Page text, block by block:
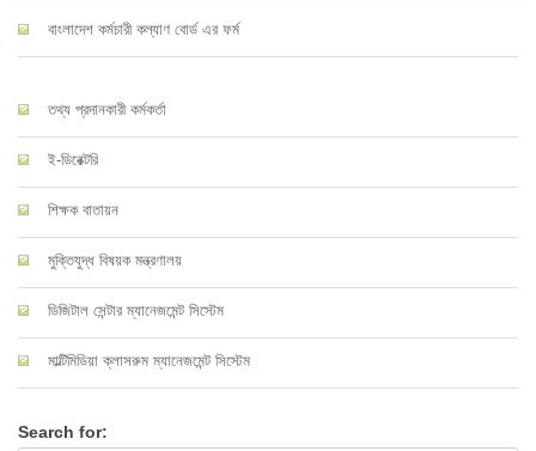
বাংলাদেশ কর্মচারী কল্যাণ বোর্ড এর ফর্ম
তথ্য প্রদানকারী কর্মকর্তা
ই-ডিরেক্টরি
শিক্ষক বাতায়ন
মুক্তিযুদ্ধ বিষয়ক মন্ত্রণালয়
ডিজিটাল সেন্টার ম্যানেজমেন্ট সিস্টেম
মাল্টিমিডিয়া ক্লাসরুম ম্যানেজমেন্ট সিস্টেম
Search for: